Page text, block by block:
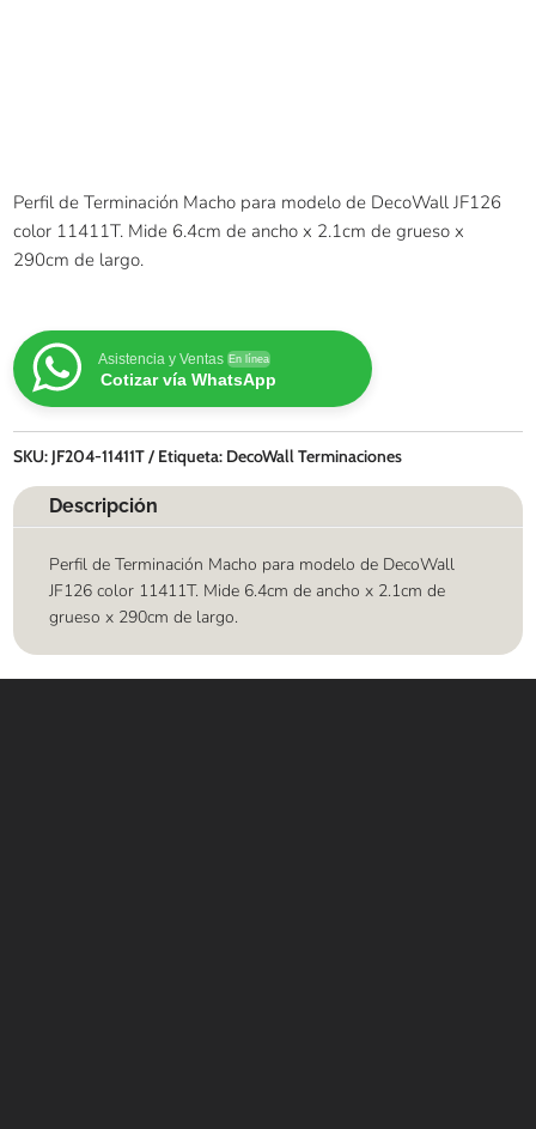
Perfil de Terminación Macho para modelo de DecoWall JF126
color 11411T. Mide 6.4cm de ancho x 2.1cm de grueso x
290cm de largo.
Asistencia y Ventas En línea
Cotizar vía WhatsApp
SKU: JF204-11411T Etiqueta: DecoWall Terminaciones
Descripción
Perfil de Terminación Macho para modelo de DecoWall
JF126 color 11411T. Mide 6.4cm de ancho x 2.1cm de
grueso x 290cm de largo.